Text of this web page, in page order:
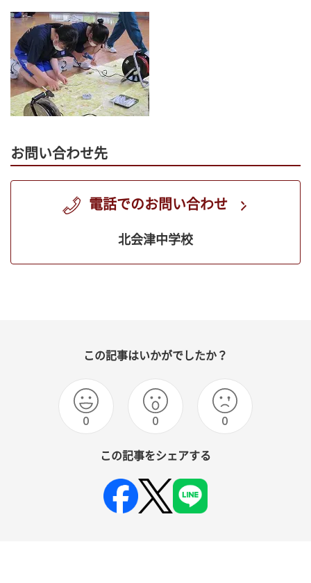
お問い合わせ先
電話でのお問い合わせ
北会津中学校
この記事はいかがでしたか？
0 0 0
この記事をシェアする